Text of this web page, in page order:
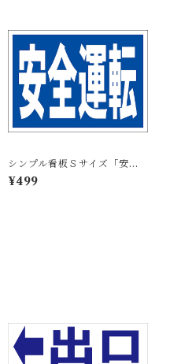
シンプル看板Ｓサイズ「安全
運転」【工場・現場】屋外可
¥499